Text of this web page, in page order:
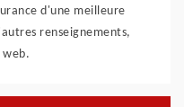
d'une meilleure
renseignements,
web.